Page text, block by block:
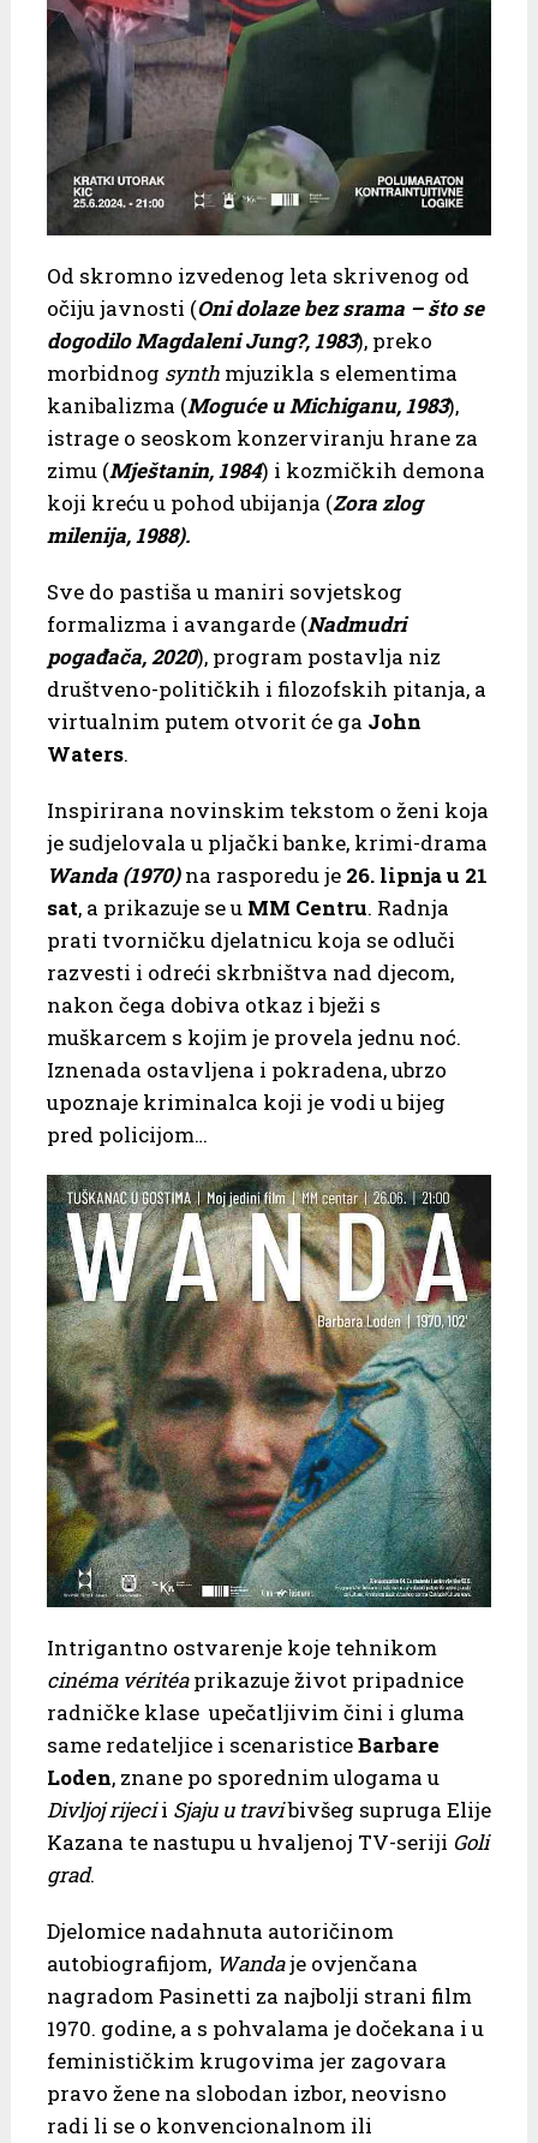
Od skromno izvedenog leta skrivenog od
očiju javnosti (Oni dolaze bez srama – što se
dogodilo Magdaleni Jung?, 1983), preko
morbidnog synthmjuzikla s elementima
kanibalizma (Moguće u Michiganu, 1983),
istrage o seoskom konzerviranju hrane za
zimu (Mještanin, 1984) i kozmičkih demona
koji kreću u pohod ubijanja (Zora zlog
milenija, 1988).
Sve do pastiša u maniri sovjetskog
formalizma i avangarde (Nadmudri
pogađača, 2020), program postavlja niz
društveno-političkih i filozofskih pitanja, a
virtualnim putem otvorit će ga John
Waters.
Inspirirana novinskim tekstom o ženi koja
je sudjelovala u pljački banke, krimi-drama
Wanda (1970)na rasporedu je 26. lipnja u 21
sat, a prikazuje se u MM Centru. Radnja
prati tvorničku djelatnicu koja se odluči
razvesti i odreći skrbništva nad djecom,
nakon čega dobiva otkaz i bježi s
muškarcem s kojim je provela jednu noć.
Iznenada ostavljena i pokradena, ubrzo
upoznaje kriminalca koji je vodi u bijeg
pred policijom…
Intrigantno ostvarenje koje tehnikom
cinéma véritéaprikazuje život pripadnice
radničke klase upečatljivim čini i gluma
same redateljice i scenaristiceBarbare
Loden, znane po sporednim ulogama u
Divljoj rijecii Sjaju u travibivšeg supruga Elije
Kazana te nastupu u hvaljenoj TV-seriji Goli
grad.
Djelomice nadahnuta autoričinom
autobiografijom, Wandaje ovjenčana
nagradom Pasinetti za najbolji strani film
1970. godine, a s pohvalama je dočekana i u
feminističkim krugovima jer zagovara
pravo žene na slobodan izbor, neovisno
radi li se o konvencionalnom ili